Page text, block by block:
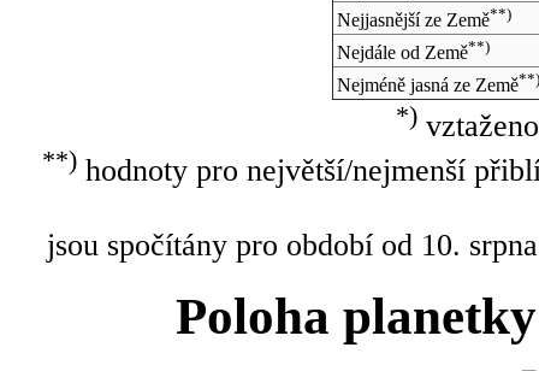
Nejjasnější ze Země**)
Nejdále od Země**)
Nejméně jasná ze Země**)
*)
**)hodnoty pro největší/nejmenší
jsou spočítány pro období od 10.
Poloha